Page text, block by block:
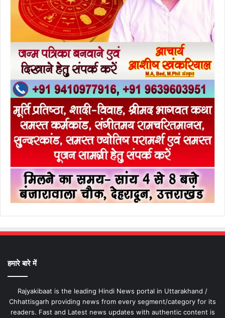
हमारे बारे में
Rajyakibaat is the leading Hindi News portal in Uttarakhand /
Chhattisgarh providing news from every segment/category for its
readers. Fast and Latest news updates with authentic content is